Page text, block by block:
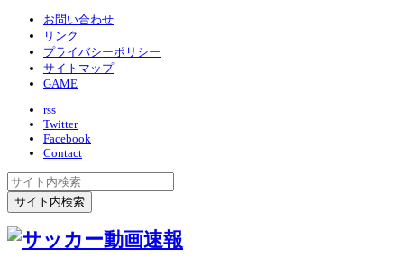
お問い合わせ
リンク
プライバシーポリシー
サイトマップ
GAME
rss
Twitter
Facebook
Contact